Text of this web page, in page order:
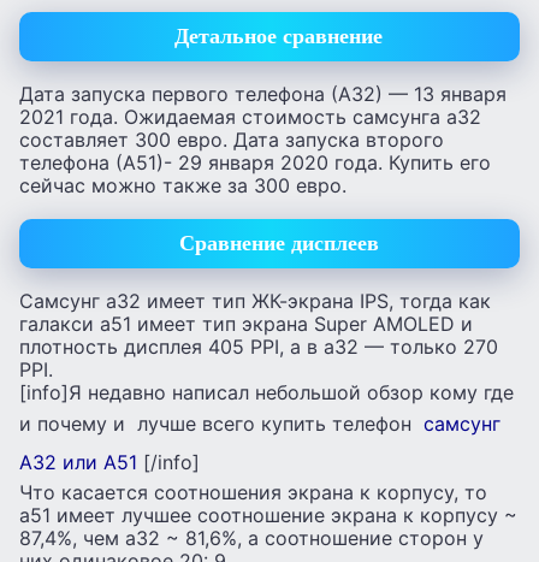
Детальное сравнение
Дата запуска первого телефона (А32) — 13 января
2021 года. Ожидаемая стоимость самсунга а32
составляет 300 евро. Дата запуска второго
телефона (А51)- 29 января 2020 года. Купить его
сейчас можно также за 300 евро.
Сравнение дисплеев
Самсунг а32 имеет тип ЖК-экрана IPS, тогда как
галакси а51 имеет тип экрана Super AMOLED и
плотность дисплея 405 PPI, а в а32 — только 270
PPI.
[info]Я недавно написал небольшой обзор кому где
и почему и лучше всего купить телефон самсунг
А32 или А51 [/info]
Что касается соотношения экрана к корпусу, то
а51 имеет лучшее соотношение экрана к корпусу ~
87,4%, чем а32 ~ 81,6%, а соотношение сторон у